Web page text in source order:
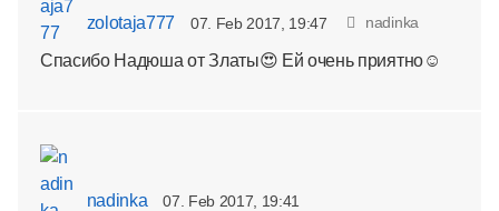
zolotaja777 07. Feb 2017, 19:47 nadinka
Спасибо Надюша от Златы😍 Ей очень приятно☺
nadinka 07. Feb 2017, 19:41